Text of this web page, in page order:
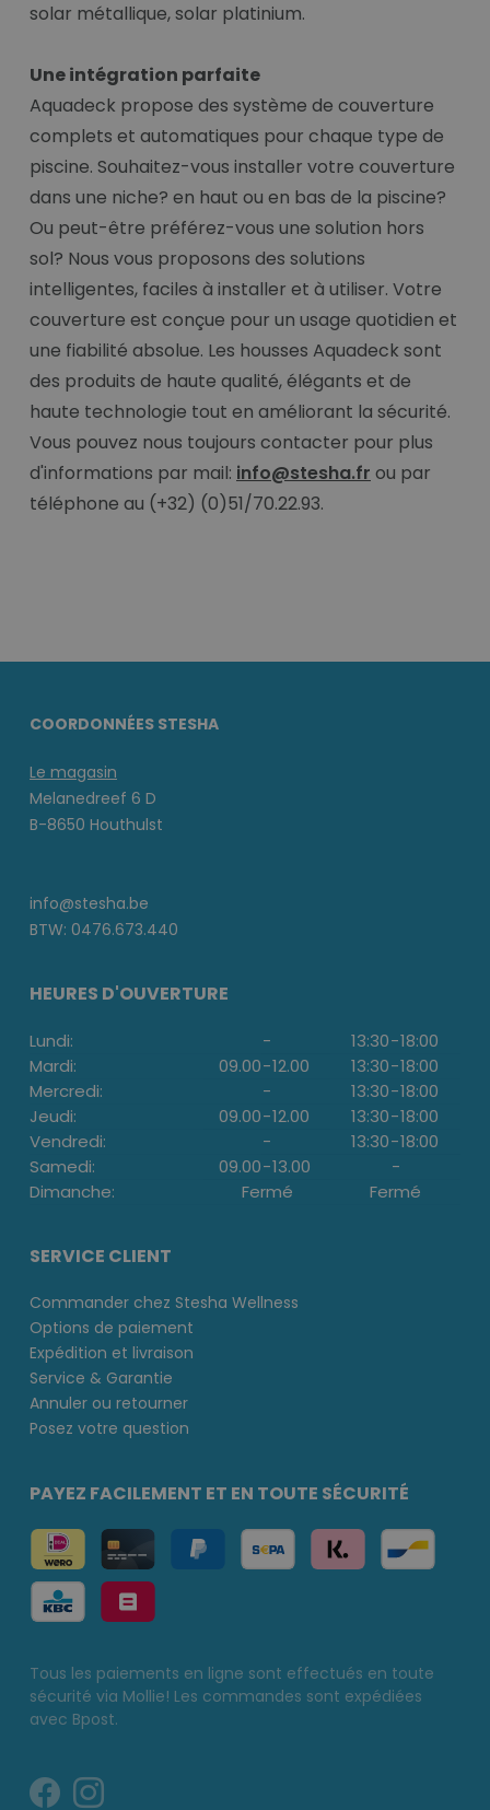
solar métallique, solar platinium.
Une intégration parfaite
Aquadeck propose des système de couverture
complets et automatiques pour chaque type de
piscine. Souhaitez-vous installer votre couverture
dans une niche? en haut ou en bas de la piscine?
Ou peut-être préférez-vous une solution hors
sol? Nous vous proposons des solutions
intelligentes, faciles à installer et à utiliser. Votre
couverture est conçue pour un usage quotidien et
une fiabilité absolue. Les housses Aquadeck sont
des produits de haute qualité, élégants et de
haute technologie tout en améliorant la sécurité.
Vous pouvez nous toujours contacter pour plus
d'informations par mail: info@stesha.fr ou par
téléphone au (+32) (0)51/70.22.93.
COORDONNÉES STESHA
Le magasin
Melanedreef 6 D
B-8650 Houthulst
info@stesha.be
BTW: 0476.673.440
HEURES D'OUVERTURE
Lundi: - 13:30-18:00
Mardi:
09.00-12.00 13:30-18:00
Mercredi:
- 13:30-18:00
Jeudi:
09.00-12.00 13:30-18:00
Vendredi:
- 13:30-18:00
Samedi:
09.00-13.00
-
Dimanche:
Fermé Fermé
SERVICE CLIENT
Commander chez Stesha Wellness
Options de paiement
Expédition et livraison
Service & Garantie
Annuler ou retourner
Posez votre question
PAYEZ FACILEMENT ET EN TOUTE SÉCURITÉ
Tous les paiements en ligne sont effectués en toute
sécurité via Mollie! Les commandes sont expédiées
avec Bpost.